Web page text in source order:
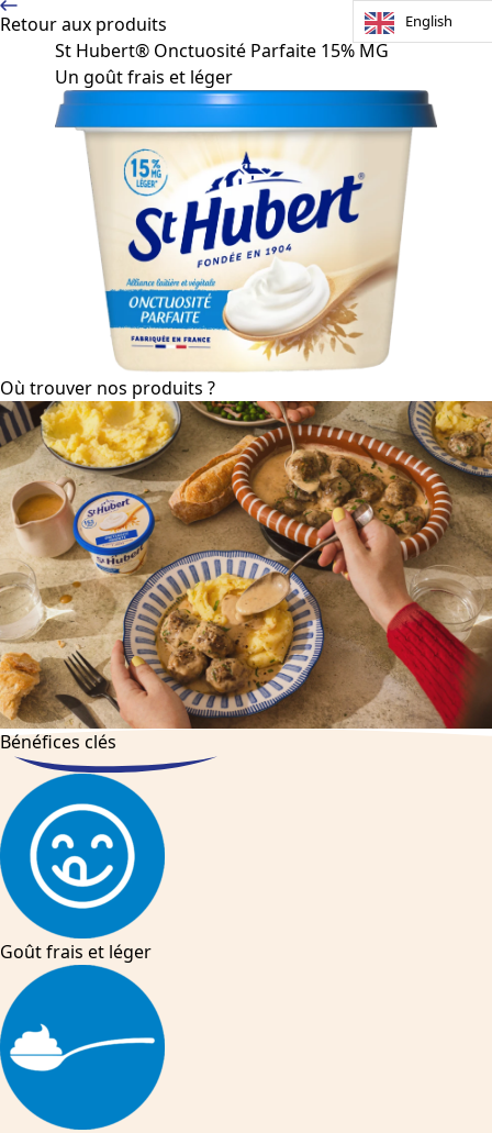
Retour aux produits
St Hubert® Onctuosité Parfaite 15% MG
Un goût frais et léger
Où trouver nos produits ?
Bénéfices clés
Goût frais et léger
English